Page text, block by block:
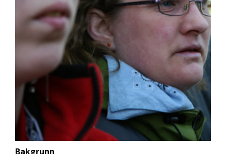
Bakgrunn